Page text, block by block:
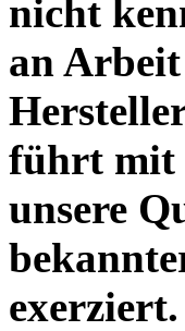
nicht
an
führt mit
unsere